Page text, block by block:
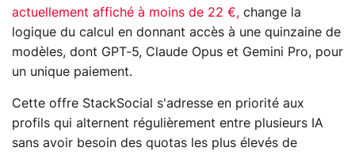
actuellement affiché à moins de 22 €, change la
logique du calcul en donnant accès à une quinzaine de
modèles, dont GPT-5, Claude Opus et Gemini Pro, pour
un unique paiement.
Cette offre StackSocial s'adresse en priorité aux
profils qui alternent régulièrement entre plusieurs IA
sans avoir besoin des quotas les plus élevés de